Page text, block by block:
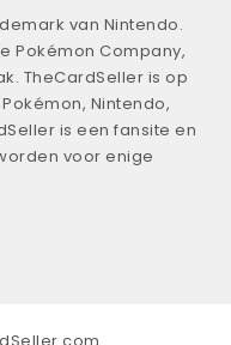
van Nintendo.
Pokémon Company,
TheCardSeller is op
Nintendo,
is een fansite en
voor enige